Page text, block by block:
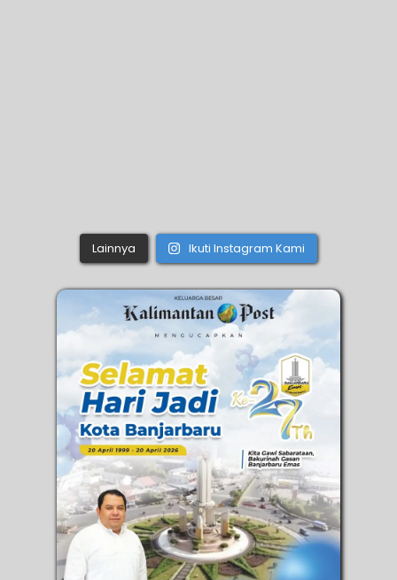
Lainnya Ikuti Instagram Kami